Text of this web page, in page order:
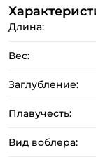
медленно
медленно плыть
отпускание
эффективным.
Длина:
Вес:
Заглубление:
Плавучесть:
Вид воблера: